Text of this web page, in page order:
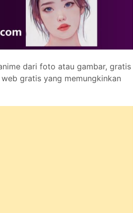
dari foto atau gambar, gratis
gratis yang memungkinkan